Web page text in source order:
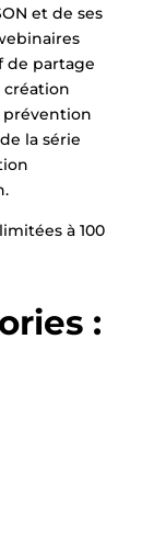
et de ses
de partage
création
prévention
la série
à 100
: